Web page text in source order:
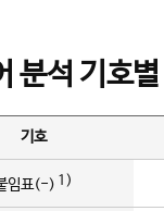
분석 기호
기호
임표(-) 1)